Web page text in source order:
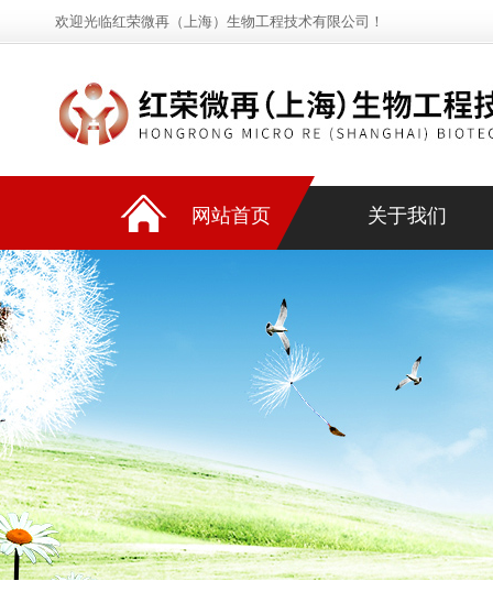
欢迎光临红荣微再（上海）生物工程技术有限公司！
网站首页 关于我们